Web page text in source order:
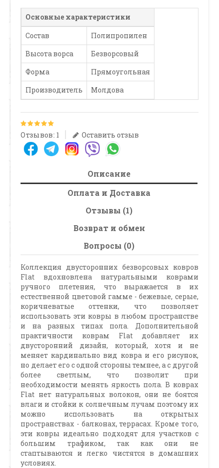
Основные характеристики
Состав
Полипропилен
Высота ворса
Безворсовый
Форма
Прямоугольная
Производитель
Молдова
Отзывов: 1 Оставить отзыв
Описание
Оплата и Доставка
Отзывы (1)
Возврат и обмен
Вопросы (0)
Коллекция двусторонних безворсовых ковров
Flat вдохновлена натуральными коврами
ручного плетения, что выражается в их
естественной цветовой гамме - бежевые, серые,
коричневатые оттенки, что позволяет
использовать эти ковры в любом пространстве
и на разных типах пола. Дополнительной
практичности коврам Flat добавляет их
двусторонний дизайн, который, хотя и не
меняет кардинально вид ковра и его рисунок,
но делает его с одной стороны темнее, а с другой
более светлым, что позволит при
необходимости менять яркость пола. В коврах
Flat нет натуральных волокон, они не боятся
влаги и стойки к солнечным лучам поэтому их
можно использовать на открытых
пространствах - балконах, террасах. Кроме того,
эти ковры идеально подходят для участков с
большим трафиком, так как они не
стаптываются и легко чистятся в домашних
условиях.